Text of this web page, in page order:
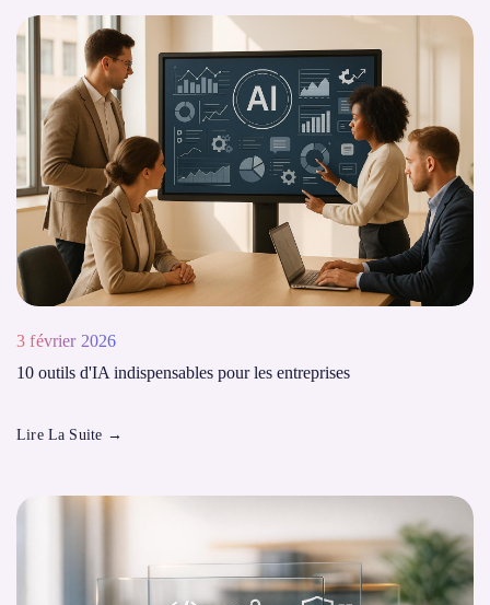
3 février 2026
10 outils d'IA indispensables pour les entreprises
Lire La Suite →